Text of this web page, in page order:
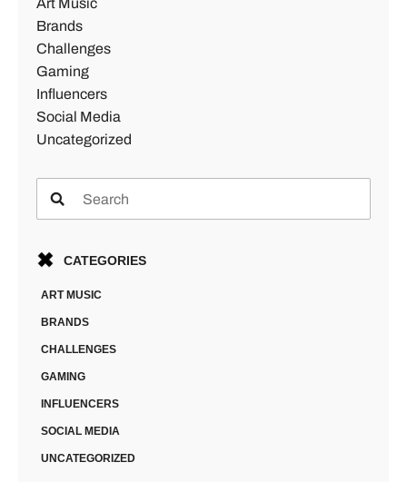
Art Music
Brands
Challenges
Gaming
Influencers
Social Media
Uncategorized
CATEGORIES
ART MUSIC
BRANDS
CHALLENGES
GAMING
INFLUENCERS
SOCIAL MEDIA
UNCATEGORIZED